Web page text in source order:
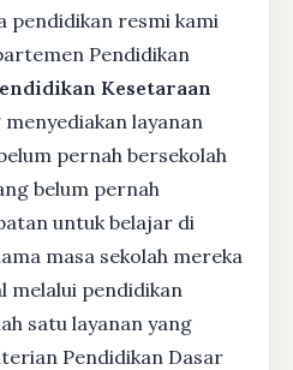
pendidikan resmi kami
Pendidikan
Kesetaraan
layanan
pernah bersekolah
belum pernah
untuk belajar di
masa sekolah mereka
melalui pendidikan
satu layanan yang
Pendidikan Dasar